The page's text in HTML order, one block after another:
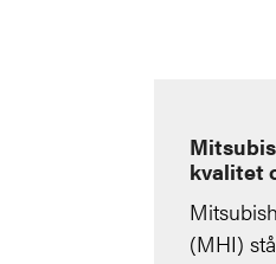
kvalitet
(MHI)